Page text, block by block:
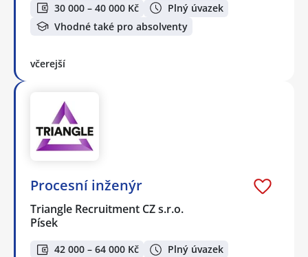
30 000 – 40 000 Kč
Plný úvazek
Vhodné také pro absolventy
včerejší
Procesní inženýr
Triangle Recruitment CZ s.r.o.
Písek
42 000 – 64 000 Kč Plný úvazek